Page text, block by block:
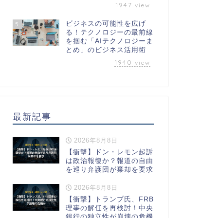
1947 view
5
ビジネスの可能性を広げ
る！テクノロジーの最前線
を掴む「AIテクノロジーま
とめ」のビジネス活用術
1940 view
最新記事
2026年8月8日
【衝撃】ドン・レモン起訴
は政治報復か？報道の自由
を巡り弁護団が棄却を要求
2026年8月8日
【衝撃】トランプ氏、FRB
理事の解任を再検討！中央